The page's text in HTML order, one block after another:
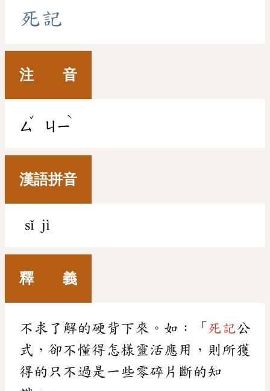
死記
注 音
ㄙ
ˇ
ㄐㄧ
ˋ
漢語拼音
sǐ jì
釋 義
不求了解的硬背下來。如：「 死記公
式，卻不懂得怎樣靈活應用，則所獲
得的只不過是一些零碎片斷的知